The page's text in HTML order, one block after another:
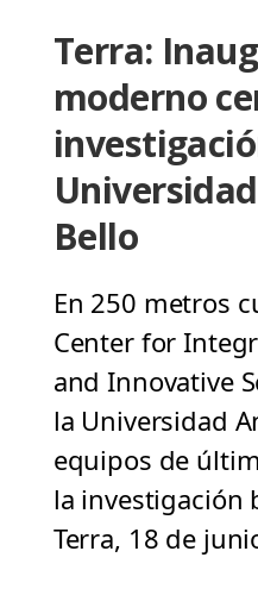
Terra:
moderno
Bello
En 250 metros
Center for
and Innovative
la Universidad
equipos de
la investigación
Terra, 18 de